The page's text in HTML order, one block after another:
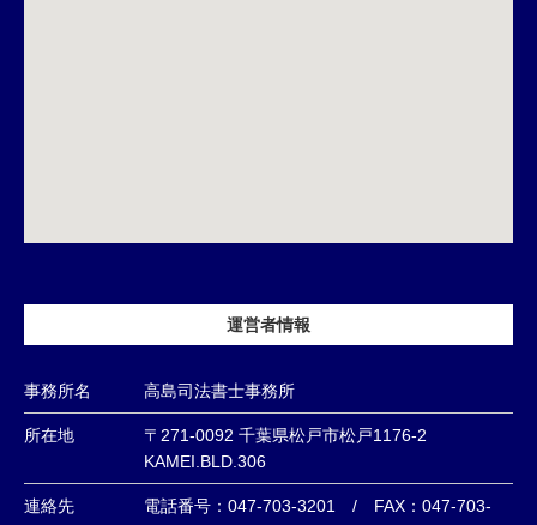
運営者情報
事務所名 高島司法書士事務所
所在地
〒271-0092 千葉県松戸市松戸1176-2
KAMEI.BLD.306
連絡先
電話番号：047-703-3201 / FAX：047-703-